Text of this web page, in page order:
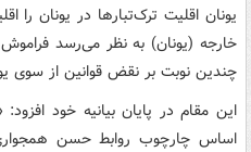
یونان اقلیت ترک‌تبارها در یونان را
خارجه (یونان) به نظر می‌رسد
چندین نوبت بر نقض قوانین از سوی
این مقام در پایان بیانیه خود
اساس چارچوب روابط حسن